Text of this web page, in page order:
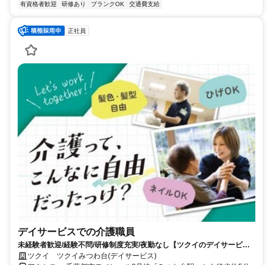
有資格者歓迎
研修あり ブランクOK 交通費支給
正社員
デイサービスでの介護職員
未経験者歓迎/経験不問/研修制度充実/夜勤なし【ツクイのデイサービス/
介護職員求人】
ツクイ ツクイみつわ台(デイサービス)